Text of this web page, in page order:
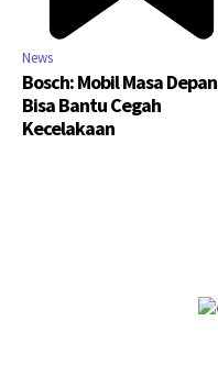
News
Bosch: Mobil Masa Depan
Bisa Bantu Cegah
Kecelakaan